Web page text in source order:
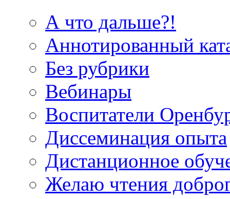
А что дальше?!
Аннотированный
Без рубрики
Вебинары
Воспитатели
Диссеминация опыта
Дистанционное
Желаю чтения